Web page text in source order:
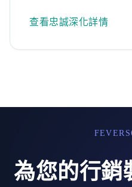
查看忠誠深化詳情
為您的行銷